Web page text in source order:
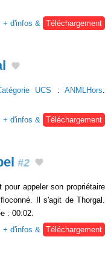
+ d'infos & Téléchargement
UCS :ANMLHors
+ d'infos &
Téléchargement
#2
appeler son propriétaire
Il s'agit de Thorgal.
: 00:02.
+ d'infos &
Téléchargement